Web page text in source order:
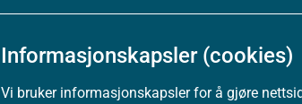
Informasjonskapsler (cookies)
Vi bruker informasjonskapsler for å gjøre
Personvernerklæring